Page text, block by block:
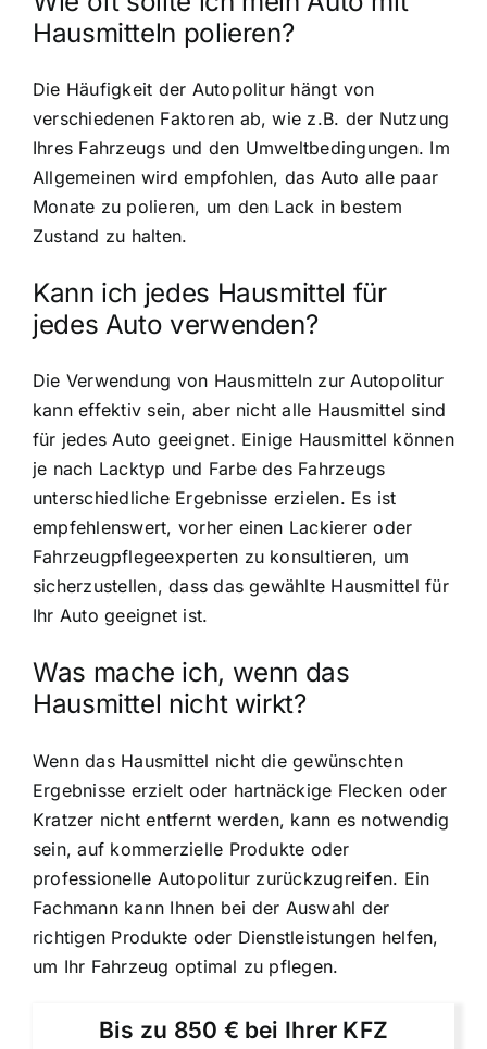
Hausmitteln polieren?
Die Häufigkeit der Autopolitur hängt von
verschiedenen Faktoren ab, wie z.B. der Nutzung
Ihres Fahrzeugs und den Umweltbedingungen. Im
Allgemeinen wird empfohlen, das Auto alle paar
Monate zu polieren, um den Lack in bestem
Zustand zu halten.
Kann ich jedes Hausmittel für
jedes Auto verwenden?
Die Verwendung von Hausmitteln zur Autopolitur
kann effektiv sein, aber nicht alle Hausmittel sind
für jedes Auto geeignet. Einige Hausmittel können
je nach Lacktyp und Farbe des Fahrzeugs
unterschiedliche Ergebnisse erzielen. Es ist
empfehlenswert, vorher einen Lackierer oder
Fahrzeugpflegeexperten zu konsultieren, um
sicherzustellen, dass das gewählte Hausmittel für
Ihr Auto geeignet ist.
Was mache ich, wenn das
Hausmittel nicht wirkt?
Wenn das Hausmittel nicht die gewünschten
Ergebnisse erzielt oder hartnäckige Flecken oder
Kratzer nicht entfernt werden, kann es notwendig
sein, auf kommerzielle Produkte oder
professionelle Autopolitur zurückzugreifen. Ein
Fachmann kann Ihnen bei der Auswahl der
richtigen Produkte oder Dienstleistungen helfen,
um Ihr Fahrzeug optimal zu pflegen.
Bis zu 850 € bei Ihrer KFZ